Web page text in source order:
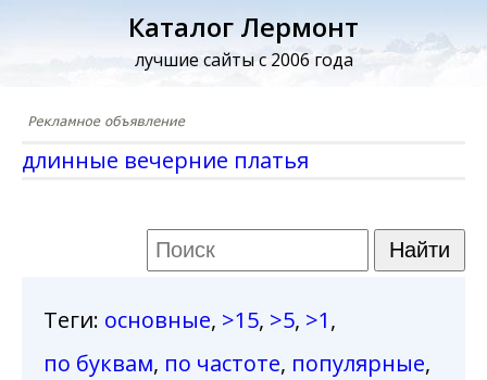
Каталог Лермонт
лучшие сайты с 2006 года
длинные вечерние платья
Теги: основные, >15, >5, >1,
по буквам, по частоте, популярные,